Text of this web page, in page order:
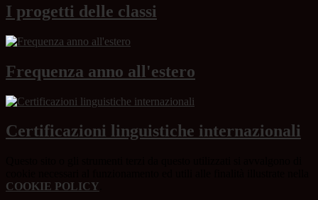
I progetti delle classi
Frequenza anno all'estero
Certificazioni linguistiche internazionali
COOKIE POLICY